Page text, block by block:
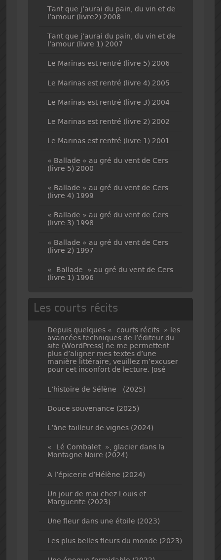
Tant que j’aurai du pain, du vin et de
l’amour (livre2) 2008
Tant que j’aurai du pain, du vin et de
l’amour (livre 1) 2007
Le Marinas est rentré (livre 5) 2006
Le Marinas est rentré (livre 4) 2005
Le Marinas est rentré (livre 3) 2004
Le Marinas est rentré (livre 2) 2002
Le Marinas est rentré (livre 1) 2001
« Ballade » au gré du vent de Cers
(livre 5) 2000
« Ballade » au gré du vent de Cers
(livre 4) 1999
« Ballade » au gré du vent de Cers
(livre 3) 1998
« Ballade » au gré du vent de Cers
(livre 2) 1997
« Ballade » au gré du vent de Cers
(livre 1) 1996
Les courts récits
Depuis quelques « courts récits » les
avancées techniques de l’éditeur du
site (WordPress) ne me permettent
plus d’aligner mes textes d’une
manière littéraire, veuillez m’excuser
pour cet inconfort de lecture. José
L’histoire de Sélène (2025)
Douce souvenance (2025)
L’âne tailleur de vignes (2024)
« Lé Combalet », glacier dans la
Montagne Noire (2024)
A l’épicerie d’Hélène (2024)
Un jour de mai chez Louis et
Marguerite (2023)
Une fleur dans une étoile (2023)
Les plus belles fleurs du monde (2023)